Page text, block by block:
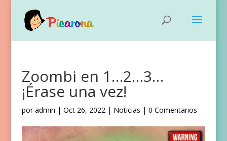
Zoombi en 1…2…3…
¡Érase una vez!
poradmin | Oct 26, 2022| Noticias | 0 Comentarios